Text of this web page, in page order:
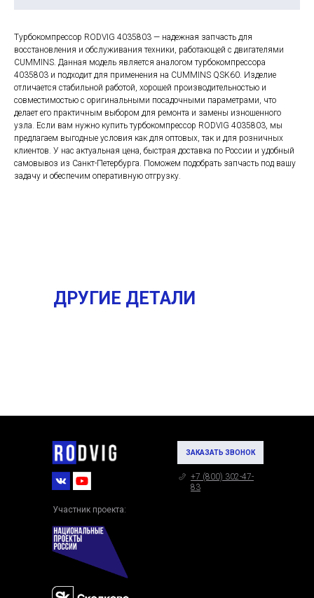
Турбокомпрессор RODVIG 4035803 — надежная запчасть для
восстановления и обслуживания техники, работающей с двигателями
CUMMINS. Данная модель является аналогом турбокомпрессора
4035803 и подходит для применения на CUMMINS QSK60. Изделие
отличается стабильной работой, хорошей производительностью и
совместимостью с оригинальными посадочными параметрами, что
делает его практичным выбором для ремонта и замены изношенного
узла. Если вам нужно купить турбокомпрессор RODVIG 4035803, мы
предлагаем выгодные условия как для оптовых, так и для розничных
клиентов. У нас актуальная цена, быстрая доставка по России и удобный
самовывоз из Санкт-Петербурга. Поможем подобрать запчасть под вашу
задачу и обеспечим оперативную отгрузку.
ДРУГИЕ ДЕТАЛИ
ЗАКАЗАТЬ ЗВОНОК
Участник проекта:
+7 (800) 302-47-
83